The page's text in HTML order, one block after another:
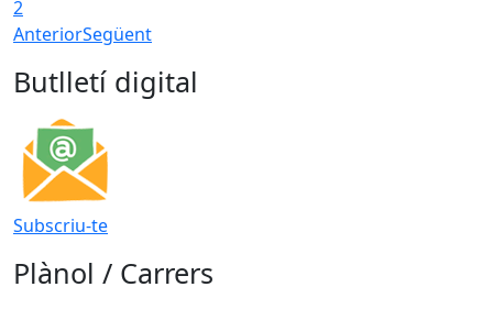
2
AnteriorSegüent
Butlletí digital
Subscriu-te
Plànol / Carrers